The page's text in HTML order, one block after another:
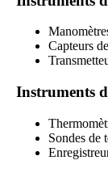
Capteurs
Instruments
Sondes de